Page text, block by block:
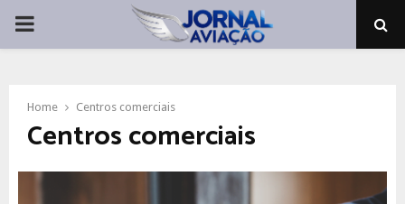
PRIMARY
Home Centros comerciais
Centros comerciais